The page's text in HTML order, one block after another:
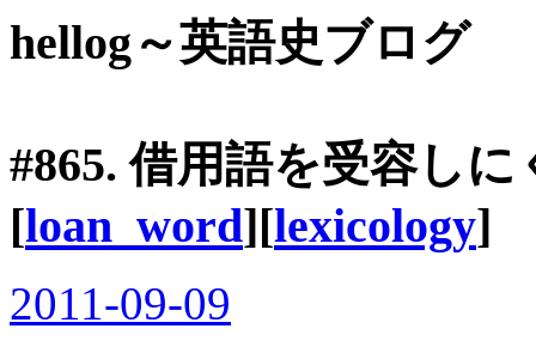
hellog～英語史ブログ
#865. 借用語を受容し
[loan_word][lexicology]
2011-09-09